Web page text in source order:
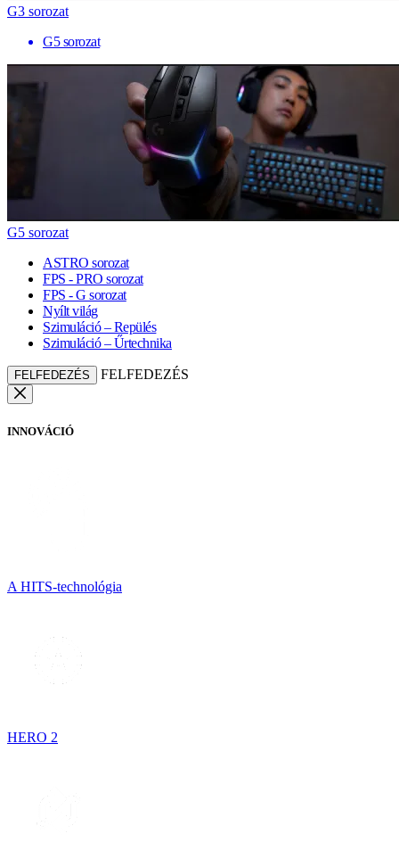
G3 sorozat
G5 sorozat
G5 sorozat
ASTRO sorozat
FPS - PRO sorozat
FPS - G sorozat
Nyílt világ
Szimuláció – Repülés
Szimuláció – Űrtechnika
FELFEDEZÉS FELFEDEZÉS
INNOVÁCIÓ
A HITS-technológia
HERO 2